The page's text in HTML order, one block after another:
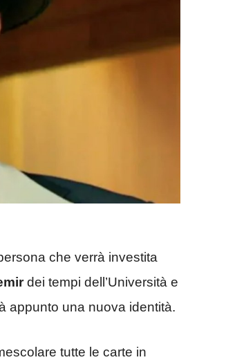
che verrà investita
dei tempi dell’Università e
appunto una nuova identità.
tutte le carte in